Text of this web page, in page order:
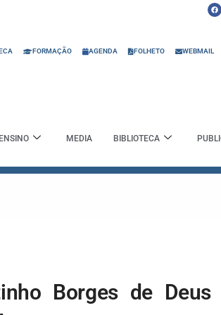
F
a
c
k
FORMAÇÃO AGENDA FOLHETO WEBMAIL
ENSINO MEDIA BIBLIOTECA
Borges de Deus